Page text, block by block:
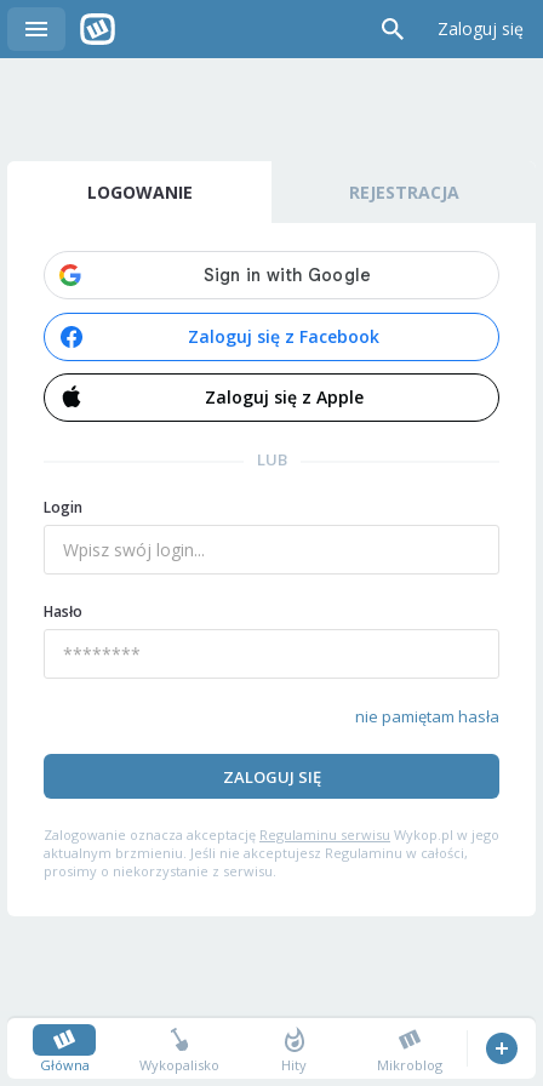
Zaloguj się
LOGOWANIE REJESTRACJA
Zaloguj się z Facebook
Zaloguj się z Apple
LUB
Login
Hasło
nie pamiętam hasła
ZALOGUJ SIĘ
Zalogowanie oznacza akceptację Regulaminu serwisu Wykop.pl w jego
aktualnym brzmieniu. Jeśli nie akceptujesz Regulaminu w całości,
prosimy o niekorzystanie z serwisu.
Główna Wykopalisko Hity Mikroblog